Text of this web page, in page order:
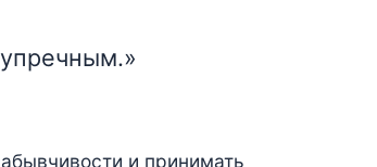
и принимать